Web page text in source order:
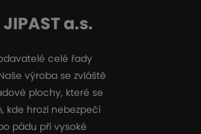
JIPAST a.s.
celé řady
výroba se zvláště
plochy, které se
kde hrozí nebezpečí
pádu při vysoké